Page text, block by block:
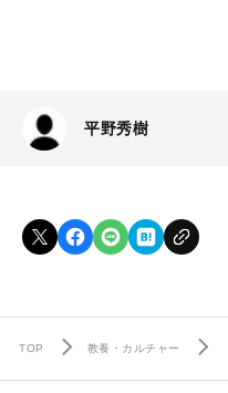
平野秀樹
TOP 教養・カルチャー